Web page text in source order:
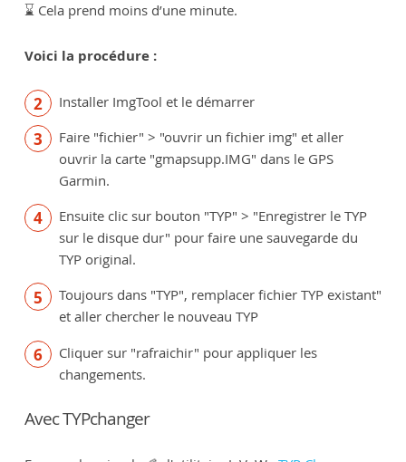
⌛️ Cela prend moins d’une minute.
Voici la procédure :
Installer ImgTool et le démarrer
Faire "fichier" > "ouvrir un fichier img" et aller
ouvrir la carte "gmapsupp.IMG" dans le GPS
Garmin.
Ensuite clic sur bouton "TYP" > "Enregistrer le TYP
sur le disque dur" pour faire une sauvegarde du
TYP original.
Toujours dans "TYP", remplacer fichier TYP existant"
et aller chercher le nouveau TYP
Cliquer sur "rafraichir" pour appliquer les
changements.
Avec TYPchanger